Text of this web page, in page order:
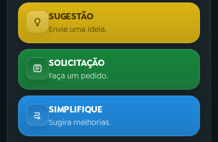
SUGESTÃO
Envie uma ideia.
SOLICITAÇÃO
Faça um pedido.
SIMPLIFIQUE
Sugira melhorias.